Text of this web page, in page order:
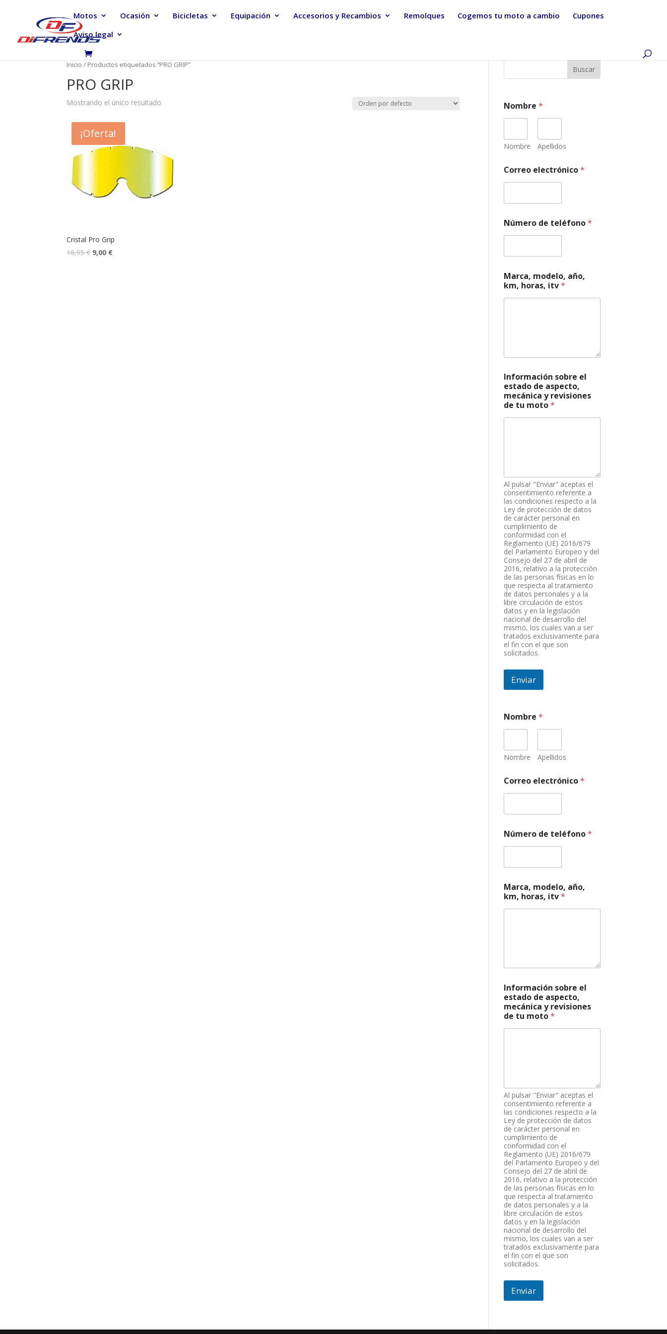
Motos Ocasión Bicicletas Equipación Accesorios y Recambios Remolques Cogemos tu moto a cambio
Cupones
Aviso legal
Inicio / Productos etiquetados “PRO GRIP”
PRO GRIP
Mostrando el único resultado
¡Oferta!
Cristal Pro Grip
18,95€ 9,00 €
Buscar
Nombre*
Nombre Apellidos
Correo electrónico*
Número de teléfono*
e
l
é
o
i
t
v
Marca, modelo, año,
km, horas, itv*
Información sobre el
estado de aspecto,
mecánica y revisiones
de tu moto*
Al pulsar "Enviar" aceptas el
consentimiento referente a
las condiciones respecto a la
Ley de protección de datos
de carácter personal en
cumplimiento de
conformidad con el
Reglamento (UE) 2016/679
del Parlamento Europeo y del
Consejo del 27 de abril de
2016, relativo a la protección
de las personas físicas en lo
que respecta al tratamiento
de datos personales y a la
libre circulación de estos
datos y en la legislación
nacional de desarrollo del
mismo, los cuales van a ser
tratados exclusivamente para
el fin con el que son
solicitados.
Enviar
Nombre*
Nombre Apellidos
Correo electrónico*
u
*
e
é
f
o
n
Número de teléfono*
Marca, modelo, año,
km, horas, itv*
Información sobre el
estado de aspecto,
mecánica y revisiones
de tu moto*
Al pulsar "Enviar" aceptas el
consentimiento referente a
las condiciones respecto a la
Ley de protección de datos
de carácter personal en
cumplimiento de
conformidad con el
Reglamento (UE) 2016/679
del Parlamento Europeo y del
Consejo del 27 de abril de
2016, relativo a la protección
de las personas físicas en lo
que respecta al tratamiento
de datos personales y a la
libre circulación de estos
datos y en la legislación
nacional de desarrollo del
mismo, los cuales van a ser
tratados exclusivamente para
el fin con el que son
solicitados.
Enviar